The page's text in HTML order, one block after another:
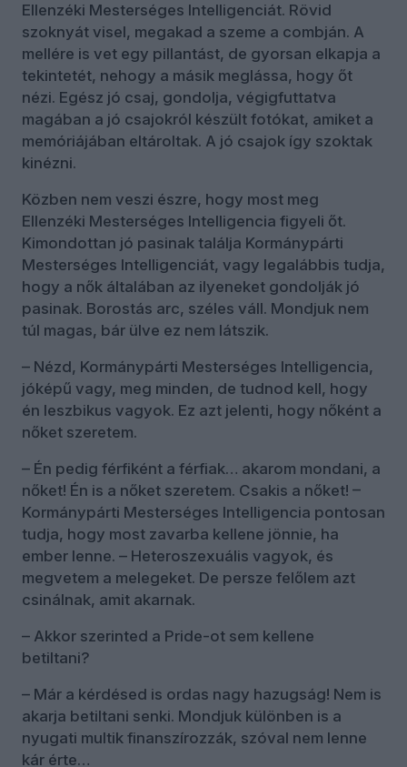
Ellenzéki Mesterséges Intelligenciát. Rövid
szoknyát visel, megakad a szeme a combján. A
mellére is vet egy pillantást, de gyorsan elkapja a
tekintetét, nehogy a másik meglássa, hogy őt
nézi. Egész jó csaj, gondolja, végigfuttatva
magában a jó csajokról készült fotókat, amiket a
memóriájában eltároltak. A jó csajok így szoktak
kinézni.
Közben nem veszi észre, hogy most meg
Ellenzéki Mesterséges Intelligencia figyeli őt.
Kimondottan jó pasinak találja Kormánypárti
Mesterséges Intelligenciát, vagy legalábbis tudja,
hogy a nők általában az ilyeneket gondolják jó
pasinak. Borostás arc, széles váll. Mondjuk nem
túl magas, bár ülve ez nem látszik.
– Nézd, Kormánypárti Mesterséges Intelligencia,
jóképű vagy, meg minden, de tudnod kell, hogy
én leszbikus vagyok. Ez azt jelenti, hogy nőként a
nőket szeretem.
– Én pedig férfiként a férfiak… akarom mondani, a
nőket! Én is a nőket szeretem. Csakis a nőket! –
Kormánypárti Mesterséges Intelligencia pontosan
tudja, hogy most zavarba kellene jönnie, ha
ember lenne. – Heteroszexuális vagyok, és
megvetem a melegeket. De persze felőlem azt
csinálnak, amit akarnak.
– Akkor szerinted a Pride-ot sem kellene
betiltani?
– Már a kérdésed is ordas nagy hazugság! Nem is
akarja betiltani senki. Mondjuk különben is a
nyugati multik finanszírozzák, szóval nem lenne
kár érte…